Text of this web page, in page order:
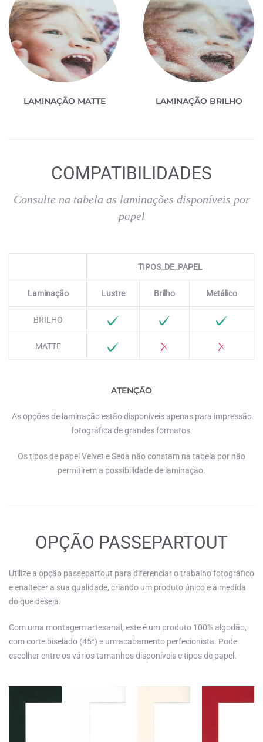
LAMINAÇÃO MATTE LAMINAÇÃO BRILHO
COMPATIBILIDADES
Consulte na tabela as laminações disponíveis por
papel
TIPOS_DE_PAPEL
Laminação Lustre Brilho Metálico
BRILHO
MATTE
ATENÇÃO
As opções de laminação estão disponíveis apenas para impressão
fotográfica de grandes formatos.
Os tipos de papel Velvet e Seda não constam na tabela por não
permitirem a possibilidade de laminação.
OPÇÃO PASSEPARTOUT
Utilize a opção passepartout para diferenciar o trabalho fotográfico
e enaltecer a sua qualidade, criando um produto único e à medida
do que deseja.
Com uma montagem artesanal, este é um produto 100% algodão,
com corte biselado (45°) e um acabamento perfecionista. Pode
escolher entre os vários tamanhos disponíveis e tipos de papel.